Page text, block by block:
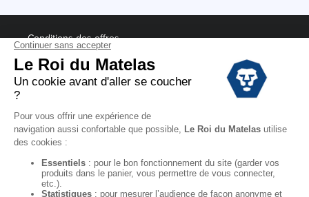
Conditions des offres
Black Friday
Destockage
Soldes
Conditions Générales de vente magasin
Conditions Générales de vente internet
Mentions Légales
Données personnelles
Codes promo Le Roi du Matelas